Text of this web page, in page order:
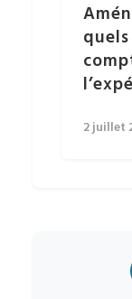
2 juillet